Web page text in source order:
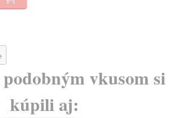
vkusom si
kúpili aj: